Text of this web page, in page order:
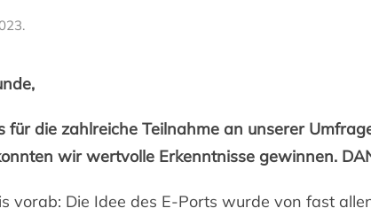
.
für die zahlreiche Teilnahme an unserer
wir wertvolle Erkenntnisse gewinnen.
vorab: Die Idee des E-Ports wurde von fast